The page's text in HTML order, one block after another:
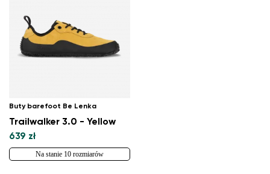
Buty barefoot Be Lenka
Trailwalker 3.0 - Yellow
639 zł
Na stanie 10 rozmiarów